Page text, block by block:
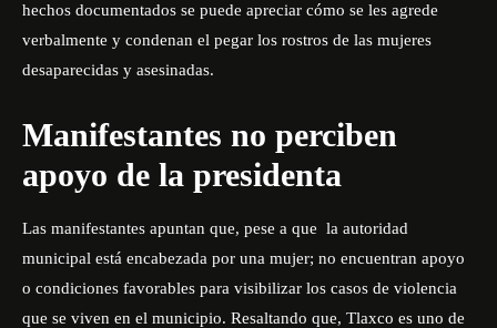
hechos documentados se puede apreciar cómo se les agrede
verbalmente y condenan el pegar los rostros de las mujeres
desaparecidas y asesinadas.
Manifestantes no perciben
apoyo de la presidenta
Las manifestantes apuntan que, pese a que la autoridad
municipal está encabezada por una mujer; no encuentran apoyo
o condiciones favorables para visibilizar los casos de violencia
que se viven en el municipio. Resaltando que, Tlaxco es uno de